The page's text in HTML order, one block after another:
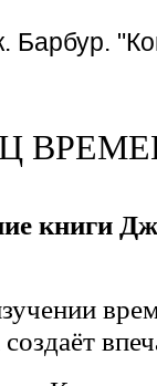
Барбур.
книги